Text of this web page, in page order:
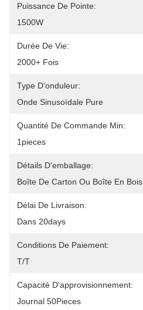
Puissance De Pointe:
1500W
Durée De Vie:
2000+ Fois
Type D'onduleur:
Onde Sinusoïdale Pure
Quantité De Commande Min:
1pieces
Détails D'emballage:
Boîte De Carton Ou Boîte En Bois
Délai De Livraison:
Dans 20days
Conditions De Paiement:
T/T
Capacité D'approvisionnement:
Journal 50Pieces